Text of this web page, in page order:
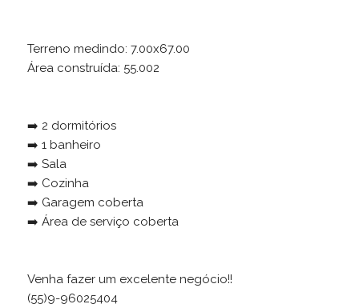
Terreno medindo: 7.00x67.00
Área construída: 55.002
➡️ 2 dormitórios
➡️ 1 banheiro
➡️ Sala
➡️ Cozinha
➡️ Garagem coberta
➡️ Área de serviço coberta
Venha fazer um excelente negócio!!
(55)9-96025404